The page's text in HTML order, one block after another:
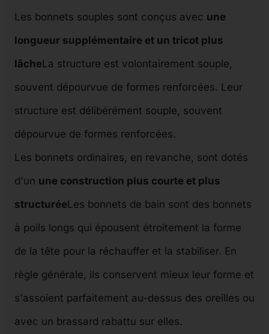
Les bonnets souples sont conçus avec une
longueur supplémentaire et un tricot plus
lâcheLa structure est volontairement souple,
souvent dépourvue de formes renforcées. Leur
structure est délibérément souple, souvent
dépourvue de formes renforcées.
Les bonnets ordinaires, en revanche, sont dotés
d'un une construction plus courte et plus
structuréeLes bonnets de bain sont des bonnets
à poils longs qui épousent étroitement la forme
de la tête pour la réchauffer et la stabiliser. En
règle générale, ils conservent mieux leur forme et
s'assoient parfaitement au-dessus des oreilles ou
avec un brassard rabattu sur elles.